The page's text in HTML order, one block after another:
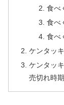
食べ
食べ
食べ
ケンタッ
ケンタッ
売切れ時